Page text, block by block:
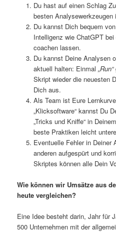
Du hast auf einen Schlag
besten
Du kannst Dich bequem
Intelligenz wie ChatGPT
coachen lassen.
Du kannst Deine Analysen
aktuell halten: Einmal „Run“
Skript wieder die neuesten
Dich aus.
Als Team ist Eure
„Klicksoftware“ kannst Du
„Tricks und Kniffe“ in
beste Praktiken leicht
Eventuelle Fehler in Deiner
anderen aufgespürt und
Skriptes können alle Dein
Wie können wir Umsätze aus
heute vergleichen?
Eine Idee besteht darin, Jahr für
500 Unternehmen mit der